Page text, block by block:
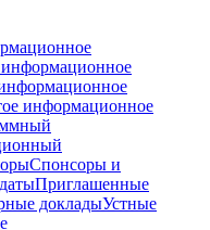
информационное
Спонсоры и
Приглашенные
докладыУстные